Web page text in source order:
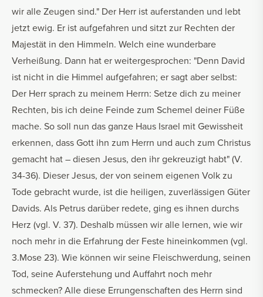
wir alle Zeugen sind." Der Herr ist auferstanden und lebt
jetzt ewig. Er ist aufgefahren und sitzt zur Rechten der
Majestät in den Himmeln. Welch eine wunderbare
Verheißung. Dann hat er weitergesprochen: "Denn David
ist nicht in die Himmel aufgefahren; er sagt aber selbst:
Der Herr sprach zu meinem Herrn: Setze dich zu meiner
Rechten, bis ich deine Feinde zum Schemel deiner Füße
mache. So soll nun das ganze Haus Israel mit Gewissheit
erkennen, dass Gott ihn zum Herrn und auch zum Christus
gemacht hat – diesen Jesus, den ihr gekreuzigt habt" (V.
34-36). Dieser Jesus, der von seinem eigenen Volk zu
Tode gebracht wurde, ist die heiligen, zuverlässigen Güter
Davids. Als Petrus darüber redete, ging es ihnen durchs
Herz (vgl. V. 37). Deshalb müssen wir alle lernen, wie wir
noch mehr in die Erfahrung der Feste hineinkommen (vgl.
3.Mose 23). Wie können wir seine Fleischwerdung, seinen
Tod, seine Auferstehung und Auffahrt noch mehr
schmecken? Alle diese Errungenschaften des Herrn sind